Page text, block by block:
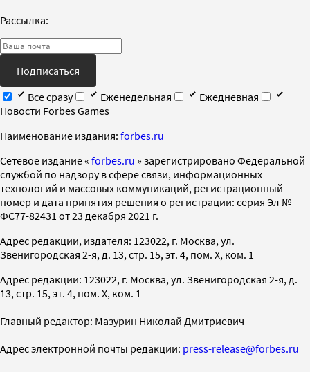
Рассылка:
Подписаться
Все сразу
Еженедельная
Ежедневная
Новости Forbes Games
Наименование издания: forbes.ru
Cетевое издание « forbes.ru » зарегистрировано Федеральной
службой по надзору в сфере связи, информационных
технологий и массовых коммуникаций, регистрационный
номер и дата принятия решения о регистрации: серия Эл №
ФС77-82431 от 23 декабря 2021 г.
Адрес редакции, издателя: 123022, г. Москва, ул.
Звенигородская 2-я, д. 13, стр. 15, эт. 4, пом. X, ком. 1
Адрес редакции: 123022, г. Москва, ул. Звенигородская 2-я, д.
13, стр. 15, эт. 4, пом. X, ком. 1
Главный редактор: Мазурин Николай Дмитриевич
Адрес электронной почты редакции: press-release@forbes.ru